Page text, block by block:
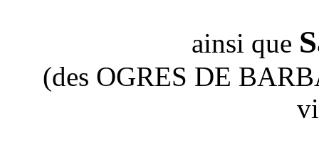
ainsi que
(des OGRES DE